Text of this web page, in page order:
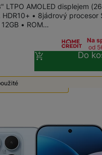
LTPO AMOLED displejem
• 8jádrový procesor
• ROM…
Na
od
Do